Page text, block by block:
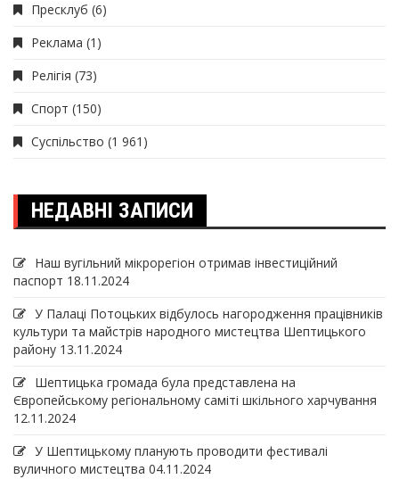
Пресклуб (6)
Реклама (1)
Релігія (73)
Спорт (150)
Суспільство (1 961)
НЕДАВНІ ЗАПИСИ
Наш вугільний мікрорегіон отримав інвеcтиційний
паспорт 18.11.2024
У Палаці Потоцьких відбулось нагородження працівників
культури та майстрів народного мистецтва Шептицького
району 13.11.2024
Шептицька громада була представлена на
Європейському регіональному саміті шкільного харчування
12.11.2024
У Шептицькому планують проводити фестивалі
вуличного мистецтва 04.11.2024